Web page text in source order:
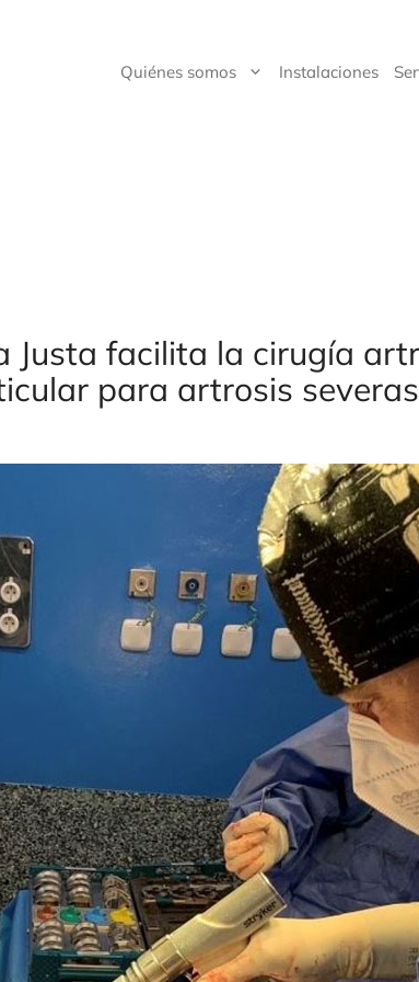
Quiénes somos Instalaciones
Justa facilita la cirugía
para artrosis severas